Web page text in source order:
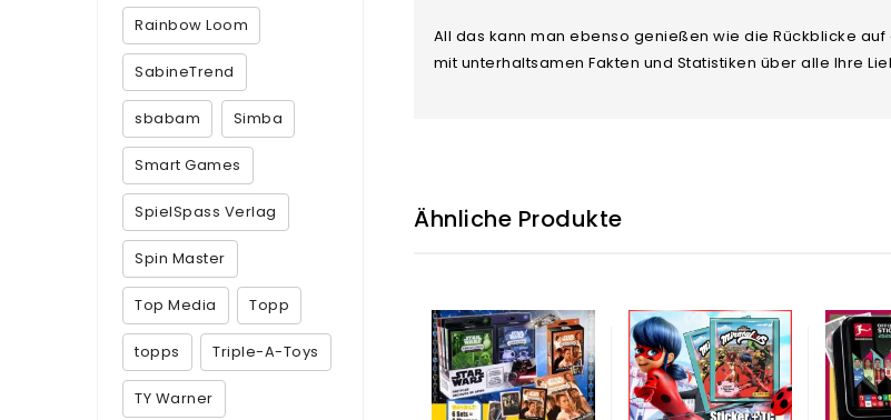
All das kann man ebenso genießen wie die Rückblicke
mit unterhaltsamen Fakten und Statistiken über alle Ihre
Ähnliche Produkte
Rainbow Loom
SabineTrend
sbabam Simba
Smart Games
SpielSpass Verlag
Spin Master
Top Media Topp
topps Triple-A-Toys
TY Warner